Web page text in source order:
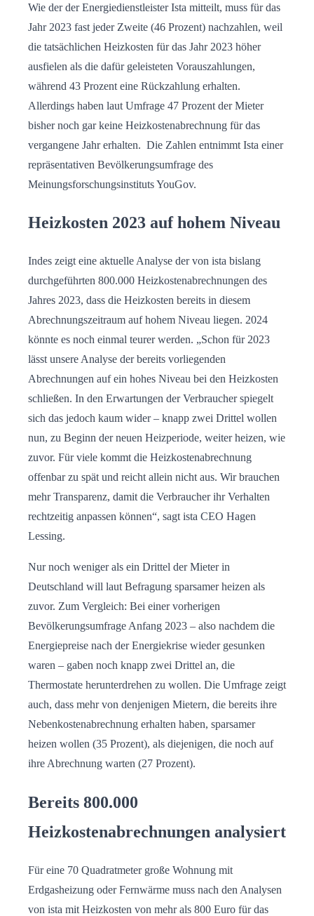
Wie der der Energiedienstleister Ista mitteilt, muss für das
Jahr 2023 fast jeder Zweite (46 Prozent) nachzahlen, weil
die tatsächlichen Heizkosten für das Jahr 2023 höher
ausfielen als die dafür geleisteten Vorauszahlungen,
während 43 Prozent eine Rückzahlung erhalten.
Allerdings haben laut Umfrage 47 Prozent der Mieter
bisher noch gar keine Heizkostenabrechnung für das
vergangene Jahr erhalten. Die Zahlen entnimmt Ista einer
repräsentativen Bevölkerungsumfrage des
Meinungsforschungsinstituts YouGov.
Heizkosten 2023 auf hohem Niveau
Indes zeigt eine aktuelle Analyse der von ista bislang
durchgeführten 800.000 Heizkostenabrechnungen des
Jahres 2023, dass die Heizkosten bereits in diesem
Abrechnungszeitraum auf hohem Niveau liegen. 2024
könnte es noch einmal teurer werden. „Schon für 2023
lässt unsere Analyse der bereits vorliegenden
Abrechnungen auf ein hohes Niveau bei den Heizkosten
schließen. In den Erwartungen der Verbraucher spiegelt
sich das jedoch kaum wider – knapp zwei Drittel wollen
nun, zu Beginn der neuen Heizperiode, weiter heizen, wie
zuvor. Für viele kommt die Heizkostenabrechnung
offenbar zu spät und reicht allein nicht aus. Wir brauchen
mehr Transparenz, damit die Verbraucher ihr Verhalten
rechtzeitig anpassen können“, sagt ista CEO Hagen
Lessing.
Nur noch weniger als ein Drittel der Mieter in
Deutschland will laut Befragung sparsamer heizen als
zuvor. Zum Vergleich: Bei einer vorherigen
Bevölkerungsumfrage Anfang 2023 – also nachdem die
Energiepreise nach der Energiekrise wieder gesunken
waren – gaben noch knapp zwei Drittel an, die
Thermostate herunterdrehen zu wollen. Die Umfrage zeigt
auch, dass mehr von denjenigen Mietern, die bereits ihre
Nebenkostenabrechnung erhalten haben, sparsamer
heizen wollen (35 Prozent), als diejenigen, die noch auf
ihre Abrechnung warten (27 Prozent).
Bereits 800.000
Heizkostenabrechnungen analysiert
Für eine 70 Quadratmeter große Wohnung mit
Erdgasheizung oder Fernwärme muss nach den Analysen
von ista mit Heizkosten von mehr als 800 Euro für das